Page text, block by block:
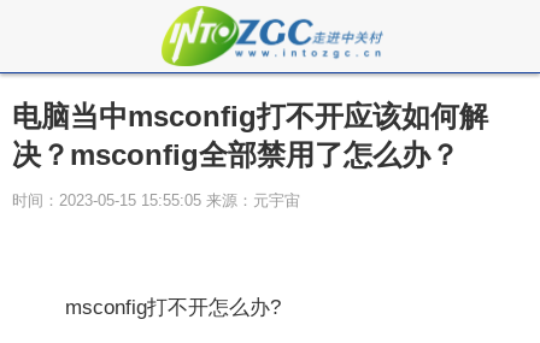
电脑当中msconfig打不开应该如何解
决？msconfig全部禁用了怎么办？
时间：2023-05-15 15:55:05 来源：元宇宙
msconfig打不开怎么办?